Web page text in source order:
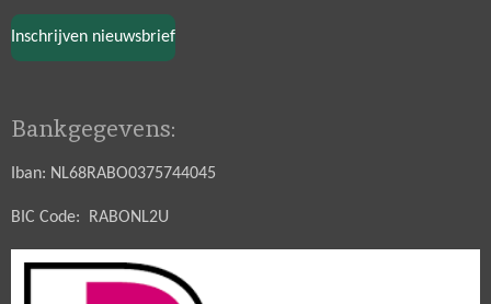
Inschrijven nieuwsbrief
Bankgegevens:
Iban: NL68RABO0375744045
BIC Code: RABONL2U